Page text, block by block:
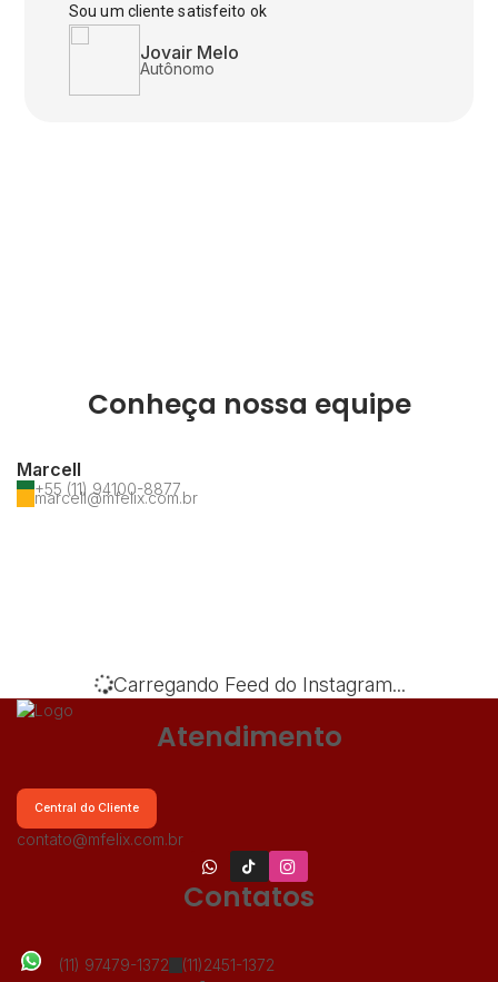
Jovair Melo
Autônomo
Sou um cliente satisfeito ok
Conheça nossa equipe
Marcell
+55 (11) 94100-8877
marcell@mfelix.com.br
Carregando Feed do Instagram...
Atendimento
Central do Cliente
contato@mfelix.com.br
Contatos
(11) 97479-1372 (11)2451-1372